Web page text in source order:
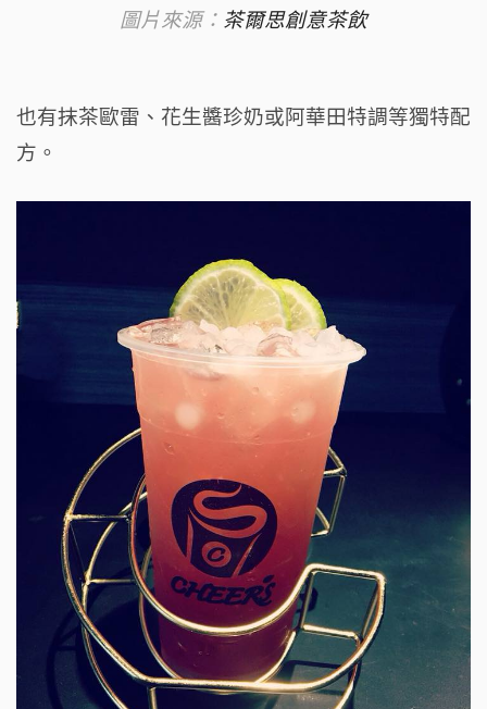
圖片來源： 茶爾思創意茶飲
也有抹茶歐雷、花生醬珍奶或阿華田特調等獨特配
方。